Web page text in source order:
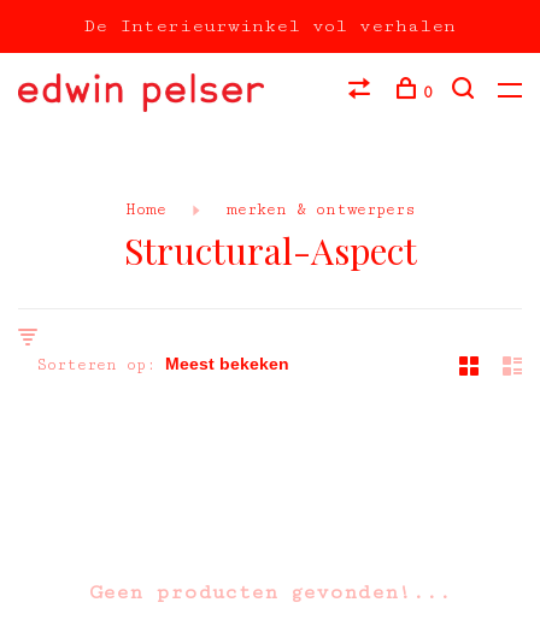
De Interieurwinkel vol verhalen
0
Home merken & ontwerpers
Structural-Aspect
Sorteren op:
Geen producten gevonden!...